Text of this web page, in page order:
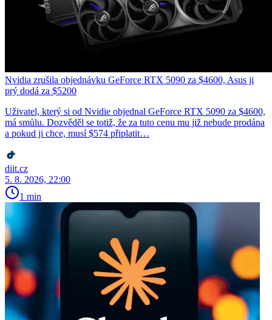
Nvidia zrušila objednávku GeForce RTX 5090 za $4600, Asus ji
prý dodá za $5200
Uživatel, který si od Nvidie objednal GeForce RTX 5090 za $4600,
má smůlu. Dozvěděl se totiž, že za tuto cenu mu již nebude prodána
a pokud ji chce, musí $574 připlatit…
diit.cz
5. 8. 2026, 22:00
1 min